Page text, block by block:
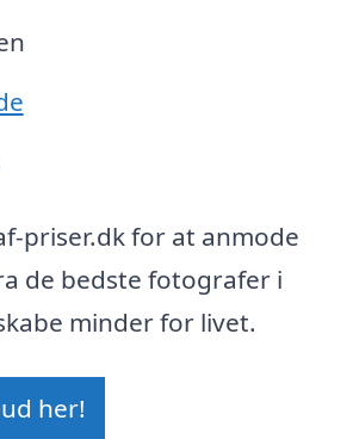
priser.dk for at anmode
de bedste fotografer i
minder for livet.
her!